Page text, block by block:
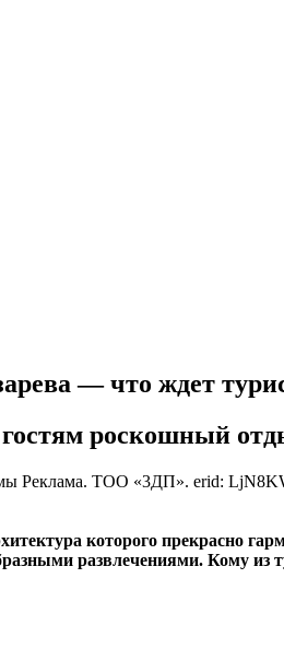
— что ждет
роскошный
Реклама. ТОО «3ДП». erid:
которого прекрасно
развлечениями. Кому из